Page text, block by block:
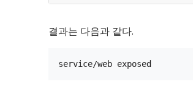
결과는 다음과 같다.
service/web exposed